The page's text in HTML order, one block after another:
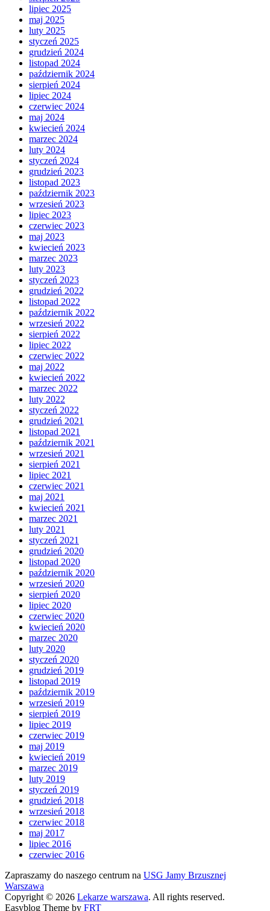
lipiec 2025
maj 2025
luty 2025
styczeń 2025
grudzień 2024
listopad 2024
październik 2024
sierpień 2024
lipiec 2024
czerwiec 2024
maj 2024
kwiecień 2024
marzec 2024
luty 2024
styczeń 2024
grudzień 2023
listopad 2023
październik 2023
wrzesień 2023
lipiec 2023
czerwiec 2023
maj 2023
kwiecień 2023
marzec 2023
luty 2023
styczeń 2023
grudzień 2022
listopad 2022
październik 2022
wrzesień 2022
sierpień 2022
lipiec 2022
czerwiec 2022
maj 2022
kwiecień 2022
marzec 2022
luty 2022
styczeń 2022
grudzień 2021
listopad 2021
październik 2021
wrzesień 2021
sierpień 2021
lipiec 2021
czerwiec 2021
maj 2021
kwiecień 2021
marzec 2021
luty 2021
styczeń 2021
grudzień 2020
listopad 2020
październik 2020
wrzesień 2020
sierpień 2020
lipiec 2020
czerwiec 2020
kwiecień 2020
marzec 2020
luty 2020
styczeń 2020
grudzień 2019
listopad 2019
październik 2019
wrzesień 2019
sierpień 2019
lipiec 2019
czerwiec 2019
maj 2019
kwiecień 2019
marzec 2019
luty 2019
styczeń 2019
grudzień 2018
wrzesień 2018
czerwiec 2018
maj 2017
lipiec 2016
czerwiec 2016
Zapraszamy do naszego centrum na USG Jamy Brzusznej
Warszawa
Copyright © 2026 Lekarze warszawa. All rights reserved.
Easyblog Theme by FRT